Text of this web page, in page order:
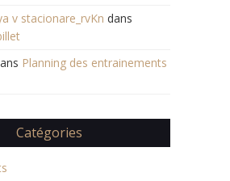
v stacionare_rvKn dans
Planning des entrainements
Catégories